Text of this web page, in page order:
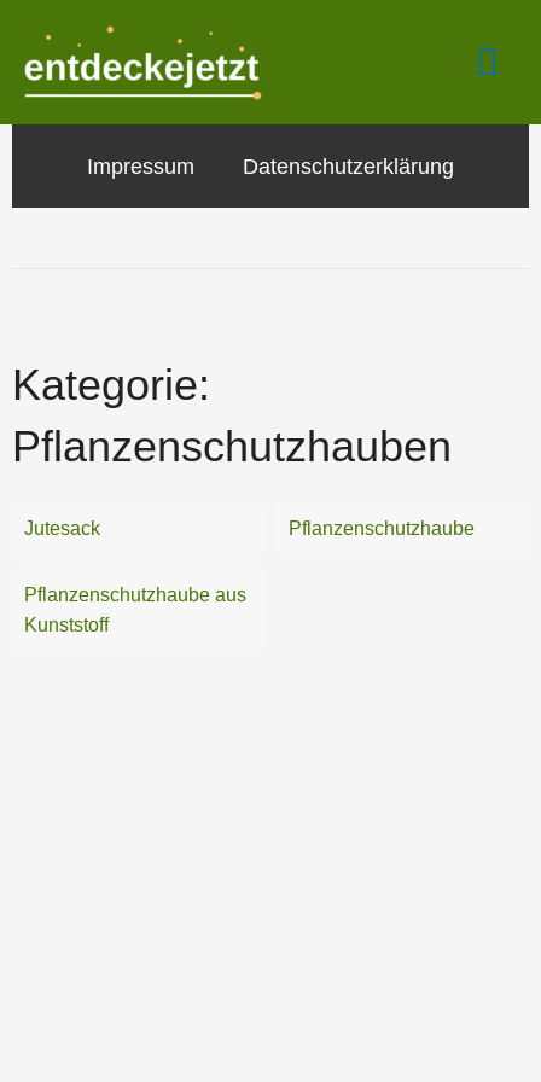
springen
Kategorie:
Pflanzenschutzhauben
Jutesack Pflanzenschutzhaube
Pflanzenschutzhaube aus
Kunststoff
Impressum Datenschutzerklärung